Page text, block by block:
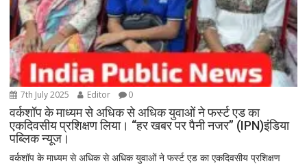
7th July 2025 Editor 0
वर्कशॉप के माध्यम से अधिक से अधिक युवाओं ने फर्स्ट एड का
एकदिवसीय प्रशिक्षण लिया। “हर खबर पर पैनी नजर” (IPN)इंडिया
पब्लिक न्यूज।
वर्कशॉप के माध्यम से अधिक से अधिक युवाओं ने फर्स्ट एड का एकदिवसीय प्रशिक्षण